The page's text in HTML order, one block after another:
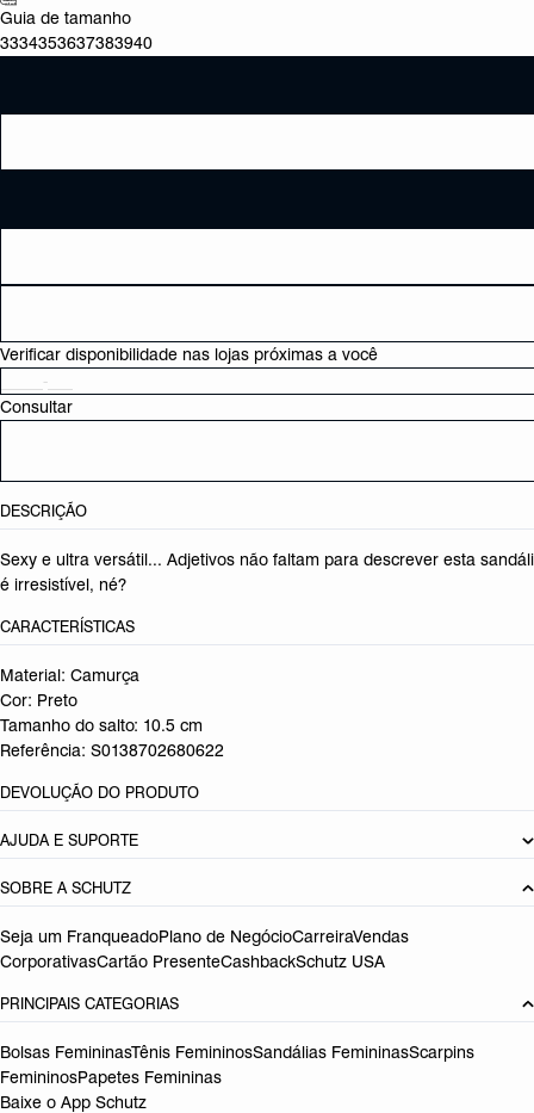
Guia de tamanho
3334353637383940
Verificar disponibilidade nas lojas próximas a você
Consultar
DESCRIÇÃO
Sexy e ultra versátil... Adjetivos não faltam para descrever esta
é irresistível, né?
CARACTERÍSTICAS
Material: Camurça
Cor: Preto
Tamanho do salto: 10.5 cm
Referência: S0138702680622
DEVOLUÇÃO DO PRODUTO
AJUDA E SUPORTE
SOBRE A SCHUTZ
Seja um FranqueadoPlano de NegócioCarreiraVendas
CorporativasCartão PresenteCashbackSchutz USA
PRINCIPAIS CATEGORIAS
Bolsas FemininasTênis FemininosSandálias FemininasScarpins
FemininosPapetes Femininas
Baixe o App Schutz